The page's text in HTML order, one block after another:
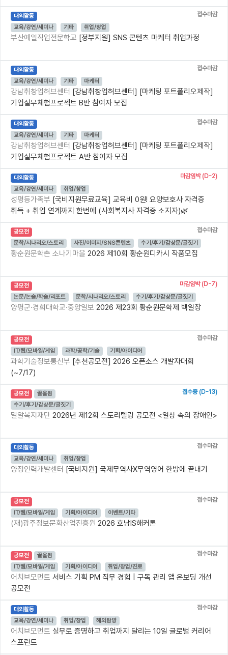
대외활동
접수마감
교육/강연/세미나
기타 취업/창업
부산예일직업전문학교 [정부지원] SNS 콘텐츠 마케터 취업과정
대외활동
접수마감
교육/강연/세미나
기타 마케터
강남취창업허브센터 [강남취창업허브센터] [마케팅 포트폴리오제작]
기업실무체험프로젝트 B반 참여자 모집
대외활동
접수마감
교육/강연/세미나
기타 마케터
강남취창업허브센터 [강남취창업허브센터] [마케팅 포트폴리오제작]
기업실무체험프로젝트 A반 참여자 모집
대외활동
마감임박 (D-2)
교육/강연/세미나
취업/창업
성평등가족부 [국비지원무료교육] 교육비 0원! 요양보호사 자격증
취득 + 취업 연계까지 한번에 (사회복지사 자격증 소지자)🌿
공모전
접수마감
문학/시나리오/스토리
사진/이미지/SNS콘텐츠 수기/후기/감상문/글짓기
황순원문학촌 소나기마을 2026 제10회 황순원디카시 작품모집
공모전
마감임박 (D-7)
논문/논술/학술/리포트
문학/시나리오/스토리 수기/후기/감상문/글짓기
양평군·경희대학교·중앙일보 2026 제23회 황순원문학제 백일장
공모전
접수마감
IT/웹/모바일/게임
과학/공학/기술 기획/아이디어
과학기술정보통신부 [추천공모전] 2026 오픈소스 개발자대회
(~7/17)
공모전 끌올됨
접수중 (D-13)
수기/후기/감상문/글짓기
밀알복지재단 2026년 제12회 스토리텔링 공모전 <일상 속의 장애인>
대외활동
접수마감
교육/강연/세미나
취업/창업
양정인력개발센터 [국비지원] 국제무역사X무역영어 한방에 끝내기
공모전
접수마감
IT/웹/모바일/게임
기획/아이디어 이벤트/기타
(재)광주정보문화산업진흥원 2026 호남IS해커톤
공모전 끌올됨
접수마감
IT/웹/모바일/게임
기획/아이디어 취업/창업/진로
어치브모먼트 서비스 기획 PM 직무 경험 | 구독 관리 앱 온보딩 개선
공모전
대외활동
접수마감
교육/강연/세미나
취업/창업 해외탐방
어치브모먼트 실무로 증명하고 취업까지 달리는 10일 글로벌 커리어
스프린트